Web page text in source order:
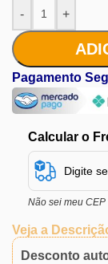
- +
Pagamento
Calcular o
Não sei meu CEP
Veja a
Desconto